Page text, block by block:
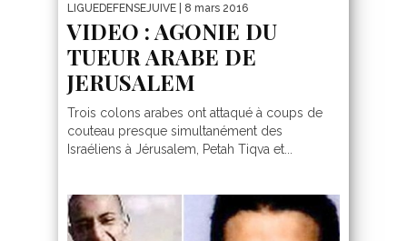
LIGUEDEFENSEJUIVE | 8 mars 2016
VIDEO : AGONIE DU
TUEUR ARABE DE
JERUSALEM
Trois colons arabes ont attaqué à coups de
couteau presque simultanément des
Israéliens à Jérusalem, Petah Tiqva et...